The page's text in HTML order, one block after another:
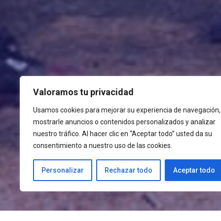
Valoramos tu privacidad
Usamos cookies para mejorar su experiencia de navegación,
mostrarle anuncios o contenidos personalizados y analizar
nuestro tráfico. Al hacer clic en “Aceptar todo” usted da su
consentimiento a nuestro uso de las cookies.
Personalizar Rechazar todo Aceptar todo